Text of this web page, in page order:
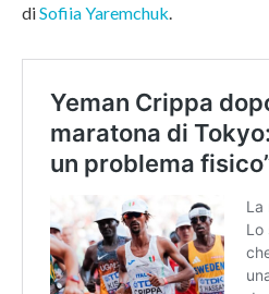
diSofiia Yaremchuk